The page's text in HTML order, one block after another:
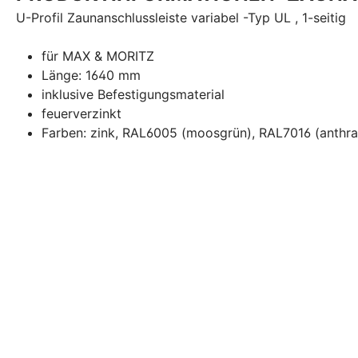
U-Profil Zaunanschlussleiste variabel -Typ UL , 1-seitig
für MAX & MORITZ
Länge: 1640 mm
inklusive Befestigungsmaterial
feuerverzinkt
Farben: zink, RAL6005 (moosgrün), RAL7016